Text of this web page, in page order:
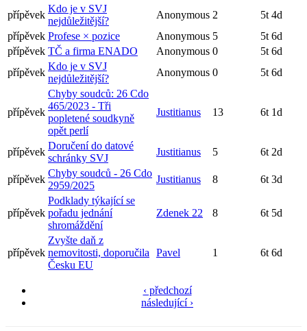
přípěvek
Kdo je v SVJ
nejdůležitější?
Anonymous 2
5t 4d
přípěvek Profese × pozice Anonymous 5
5t 6d
přípěvek TČ a firma ENADO Anonymous 0
5t 6d
přípěvek
Kdo je v SVJ
nejdůležitější?
Anonymous 0 5t 6d
přípěvek
Chyby soudců: 26 Cdo
465/2023 - Tři
popletené soudkyně
opět perlí
Justitianus 13 6t 1d
přípěvek
Doručení do datové
schránky SVJ
Justitianus 5 6t 2d
přípěvek
Chyby soudců - 26 Cdo
2959/2025
Justitianus 8 6t 3d
přípěvek
Podklady týkající se
pořadu jednání
shromáždění
Zdenek 22 8 6t 5d
přípěvek
Zvyšte daň z
nemovitosti, doporučila
Česku EU
Pavel 1 6t 6d
‹ předchozí
následující ›